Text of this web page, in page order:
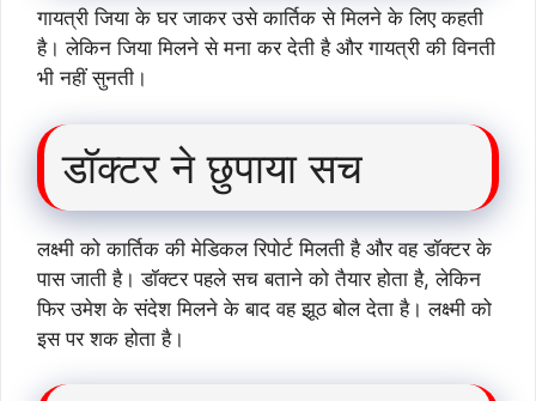
गायत्री जिया के घर जाकर उसे कार्तिक से मिलने के लिए कहती
है। लेकिन जिया मिलने से मना कर देती है और गायत्री की विनती
भी नहीं सुनती।
डॉक्टर ने छुपाया सच
लक्ष्मी को कार्तिक की मेडिकल रिपोर्ट मिलती है और वह डॉक्टर के
पास जाती है। डॉक्टर पहले सच बताने को तैयार होता है, लेकिन
फिर उमेश के संदेश मिलने के बाद वह झूठ बोल देता है। लक्ष्मी को
इस पर शक होता है।